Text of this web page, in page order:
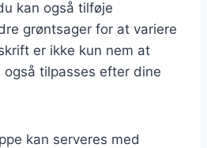
kan også tilføje
grøntsager for at variere
er ikke kun nem at
tilpasses efter dine
kan serveres med